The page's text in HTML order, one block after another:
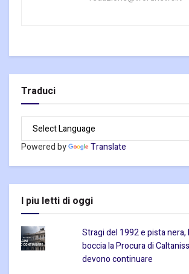
Traduci
Powered by Translate
I piu letti di oggi
Stragi del 1992 e pista nera,
boccia la Procura di
devono continuare